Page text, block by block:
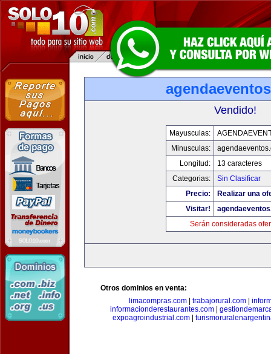
Vendido!
Mayusculas:
Minusculas:
Longitud:
13 caracteres
Categorias:
Sin Clasificar
Precio:
Realizar una
Visitar!
Serán consideradas
Otros dominios en venta:
limacompras.com| trabajorural.com|
informacionderestaurantes.com|
expoagroindustrial.com|